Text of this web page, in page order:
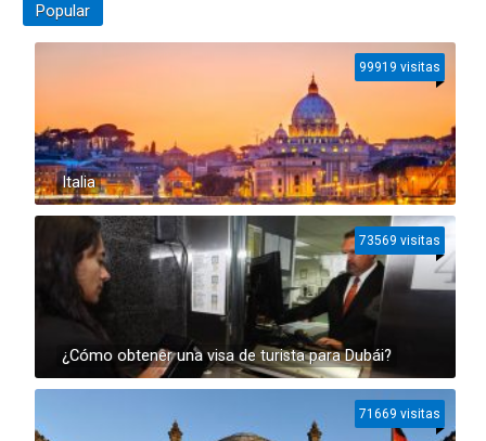
Popular
Italia
99919 visitas
¿Cómo obtener una visa de turista para Dubái?
73569 visitas
71669 visitas